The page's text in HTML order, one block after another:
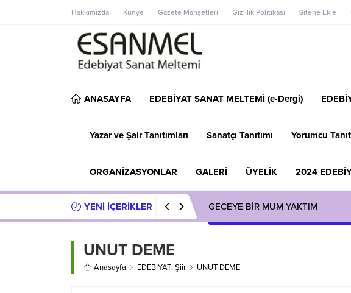
Hakkımızda Künye Gazete Manşetleri Gizlilik Politikası Sitene Ekle
ANASAYFA EDEBİYAT SANAT MELTEMİ (e-Dergi)
Yazar ve Şair Tanıtımları Sanatçı Tanıtımı Yorumcu
ORGANİZASYONLAR GALERİ ÜYELİK 2024
YENİ İÇERİKLER GECEYE BİR MUM YAKTIM
UNUT DEME
Anasayfa EDEBİYAT,Şiir UNUT DEME